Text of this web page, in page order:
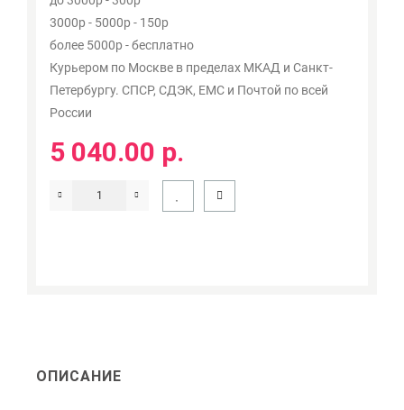
3000р - 5000р - 150р
более 5000р - бесплатно
Курьером по Москве в пределах МКАД и Санкт-
Петербургу. СПСР, СДЭК, ЕМС и Почтой по всей
России
5 040.00 р.
ОПИСАНИЕ